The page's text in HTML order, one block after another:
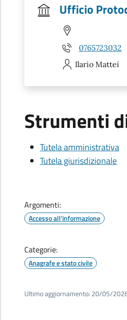
Ufficio
0765723032
Ilario Mattei
Strumenti
Tutela amministrativa
Tutela giurisdizionale
Argomenti:
Accesso all'informazione
Categorie:
Anagrafe e stato civile
Ultimo aggiornamento: 20/05/